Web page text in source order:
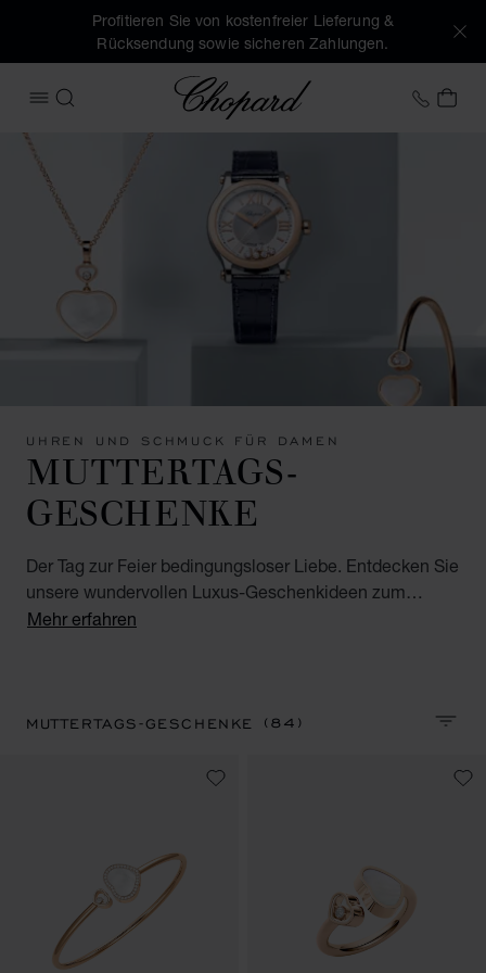
Profitieren Sie von kostenfreier Lieferung &
Rücksendung sowie sicheren Zahlungen.
MENÜ ÖFFNEN
SUCHEN
Chopard +49
UHREN UND SCHMUCK FÜR DAMEN
MUTTERTAGS-
GESCHENKE
Der Tag zur Feier bedingungsloser Liebe. Entdecken Sie
unsere wundervollen Luxus-Geschenkideen zum
Vatertag in unserer Auswahl an Uhren für Herren,
Mehr erfahren
MUTTERTAGS-GESCHENKE(84)